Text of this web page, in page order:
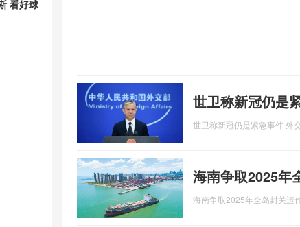
世卫称新冠仍是
世卫称新冠仍是紧急事件 外
海南争取2025年
海南争取2025年全岛封关运
看好球